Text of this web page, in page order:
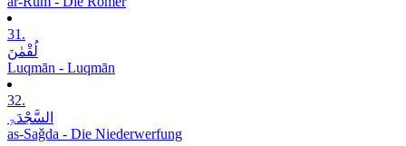
31.
لُقْمٰنَ
Luqmān - Luqmān
32.
السَّجْدَۃِ
as-Saǧda - Die Niederwerfung